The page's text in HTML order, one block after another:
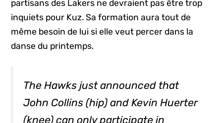
partisans des Lakers ne devraient pas être trop
inquiets pour Kuz. Sa formation aura tout de
même besoin de lui si elle veut percer dans la
danse du printemps.
The Hawks just announced that
John Collins (hip) and Kevin Huerter
(knee) can only participate in